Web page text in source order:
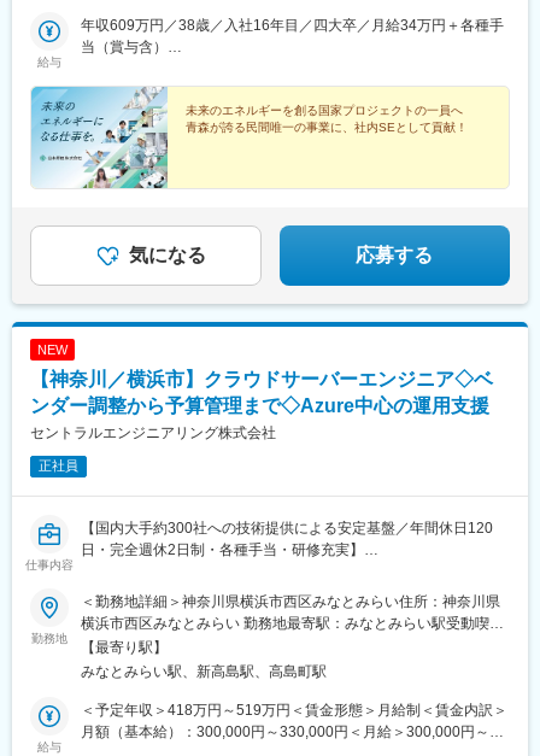
など★Web面接可能※最終面接は対面となる可能性あり／その場合
は面接交通費を当社規定により負担します＜勤務地に関わるQ＆A
にはスポーツ施設や温泉施設、生活圏内には大型スーパーやコン
ビニなどがあり、日常生活で不自由をすることはありません。ゆ
ったりとした広場が多く、バーベキューなどのアウトドアも楽し
むことができます。Q：冬が不安です……。A：室内の寒さ対策は
万全にしています！社員寮も暖かく、冬でも室内では半袖という
運転講座を実施するなど、安心できるサポートも行っています。
給与
年収609万円／38歳／入社16年目／四大卒／月給34万円＋各種手
当（賞与含）
当（賞与含）
未来のエネルギーを創る国家プロジェクトの一員へ
青森が誇る民間唯一の事業に、社内SEとして貢献！
気になる 応募する
NEW
【神奈川／横浜市】クラウドサーバーエンジニア◇ベ
ンダー調整から予算管理まで◇Azure中心の運用支援
セントラルエンジニアリング株式会社
正社員
仕事内容
【国内大手約300社への技術提供による安定基盤／年間休日120
日・完全週休2日制・各種手当・研修充実】
Azureを中心としたクラウドインフラの運用支援業務を担当いただ
きます。エンドポイント管理や特権管理など、セキュリティ領域
にも関わりながら、安定したIT基盤の維持・改善を推進していた
だきます。社内外の関係者との調整業務も多く、上流工程にも関
われるポジションです。
■具体的な業務内容：
勤務地
＜勤務地詳細＞神奈川県横浜市西区みなとみらい住所：神奈川県
横浜市西区みなとみらい 勤務地最寄駅：みなとみらい駅受動喫煙
対策：屋内全面禁煙変更の範囲：会社の定める事業所（リモート
ワーク含む）
【最寄り駅】
みなとみらい駅、新高島駅、高島町駅
給与
＜予定年収＞418万円～519万円＜賃金形態＞月給制＜賃金内訳＞
月額（基本給）：300,000円～330,000円＜月給＞300,000円～